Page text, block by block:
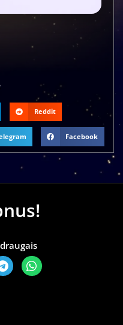
Reddit
Facebook